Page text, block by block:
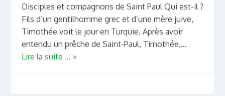
Disciples et compagnons de Saint Paul Qui est-il ?
Fils d’un gentilhomme grec et d’une mère juive,
Timothée voit le jour en Turquie. Après avoir
entendu un prêche de Saint-Paul, Timothée,...
Lire la suite ... »